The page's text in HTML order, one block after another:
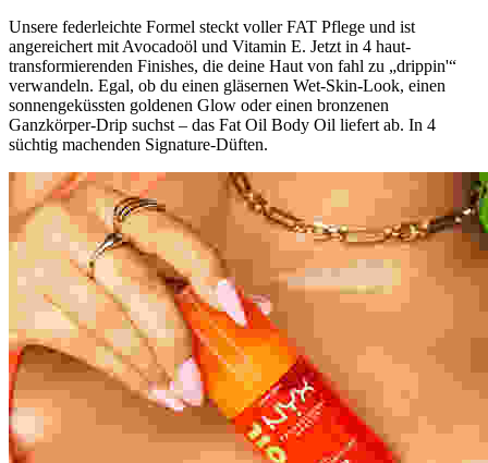
Unsere federleichte Formel steckt voller FAT Pflege und ist
angereichert mit Avocadoöl und Vitamin E. Jetzt in 4 haut-
transformierenden Finishes, die deine Haut von fahl zu „drippin'“
verwandeln. Egal, ob du einen gläsernen Wet-Skin-Look, einen
sonnengeküssten goldenen Glow oder einen bronzenen
Ganzkörper-Drip suchst – das Fat Oil Body Oil liefert ab. In 4
süchtig machenden Signature-Düften.